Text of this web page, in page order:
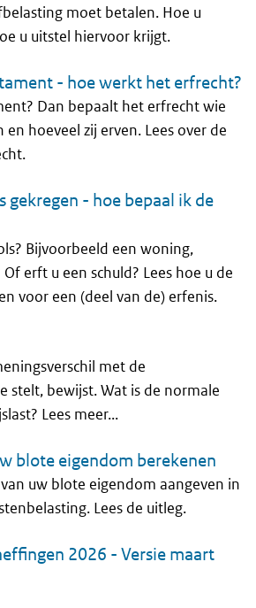
moet betalen. Hoe u
u uitstel hiervoor krijgt.
- hoe werkt het erfrecht?
Dan bepaalt het erfrecht wie
hoeveel zij erven. Lees over de
gekregen - hoe bepaal ik de
Bijvoorbeeld een woning,
erft u een schuld? Lees hoe u de
voor een (deel van de) erfenis.
met de
stelt, bewijst. Wat is de normale
Lees meer...
blote eigendom berekenen
uw blote eigendom aangeven in
Lees de uitleg.
2026 - Versie maart